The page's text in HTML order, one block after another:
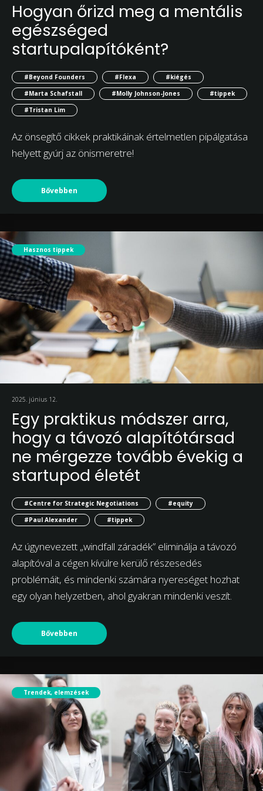
Hogyan őrizd meg a mentális
egészséged
startupalapítóként?
#Beyond Founders #Flexa
#kiégés
#Marta Schafstall
#Molly Johnson-Jones
#tippek
#Tristan Lim
Az önsegítő cikkek praktikáinak értelmetlen pipálgatása
helyett gyúrj az önismeretre!
Bővebben
Hasznos tippek
2025. június 12.
Egy praktikus módszer arra,
hogy a távozó alapítótársad
ne mérgezze tovább évekig a
startupod életét
#Centre for Strategic Negotiations
#equity
#Paul Alexander
#tippek
Az úgynevezett „windfall záradék” eliminálja a távozó
alapítóval a cégen kívülre kerülő részesedés
problémáit, és mindenki számára nyereséget hozhat
egy olyan helyzetben, ahol gyakran mindenki veszít.
Bővebben
Trendek, elemzések